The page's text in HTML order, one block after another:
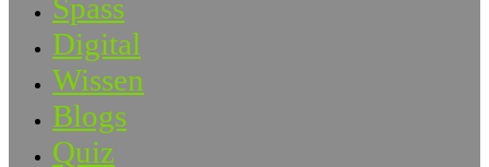
Spass
Digital
Wissen
Blogs
Quiz